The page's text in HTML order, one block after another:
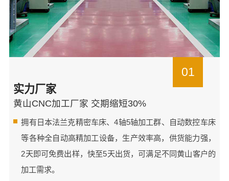
01
实力厂家
黄山CNC加工厂家 交期缩短30%
拥有日本法兰克精密车床、4轴5轴加工群、自动数控车床
等各种全自动高精加工设备，生产效率高，供货能力强，
2天即可免费出样，快至5天出货，可满足不同黄山客户的
加工需求。